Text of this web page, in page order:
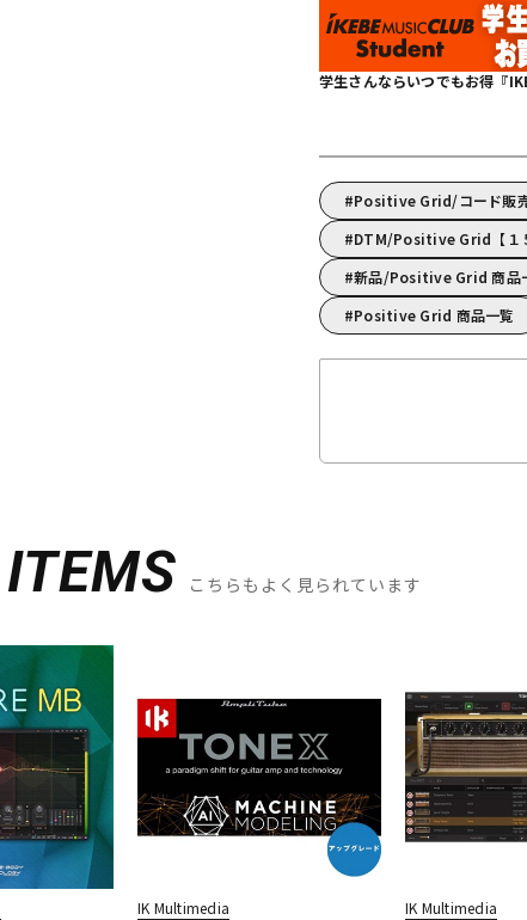
学生さんならいつでもお得『
Positive Grid/コード販
DTM/Positive Grid【１
新品/Positive Grid 商品
Positive Grid 商品一覧
ITEMS こちらもよく見られています
IK Multimedia IK Multimedia